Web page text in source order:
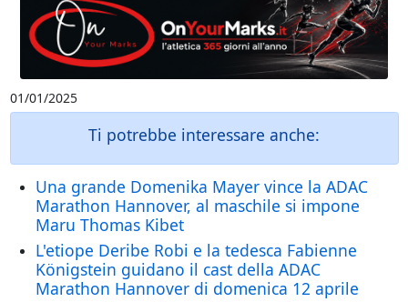
01/01/2025
Ti potrebbe interessare anche:
Una grande Domenika Mayer vince la ADAC
Marathon Hannover, al maschile si impone
Maru Thomas Kibet
L'etiope Deribe Robi e la tedesca Fabienne
Königstein guidano il cast della ADAC
Marathon Hannover di domenica 12 aprile